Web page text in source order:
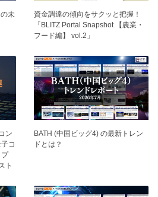
未
資⾦調達の傾向をサクッと把握！
「BLITZ Portal Snapshot 【農業・
フード編】 vol.2」
ン
コ
ト
BATH (中国ビッグ4) の最新トレン
ドとは？